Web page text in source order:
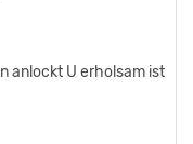
anlockt U erholsam ist